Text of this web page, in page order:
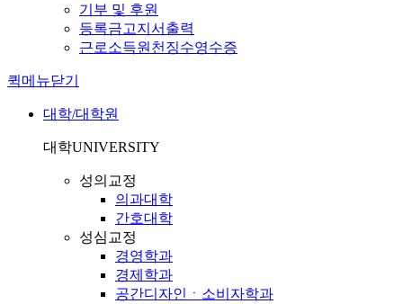
기부 및 후원
등록금고지서출력
근로소득원천징수영수증
퀵메뉴닫기
대학/대학원
대학UNIVERSITY
성의교정
의과대학
간호대학
성심교정
경영학과
경제학과
공간디자인ㆍ소비자학과